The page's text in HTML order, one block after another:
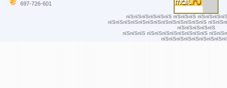
697-726-601
пїЅпїЅпїЅпїЅпїЅпїЅ пїЅпїЅпїЅ
пїЅпїЅпїЅпїЅпїЅпїЅпїЅпїЅпїЅпїЅпїЅпїЅпїЅ
пїЅпїЅпїЅпїЅпїЅ
пїЅпїЅпїЅ пїЅпїЅпїЅпїЅпїЅпїЅпїЅпїЅ